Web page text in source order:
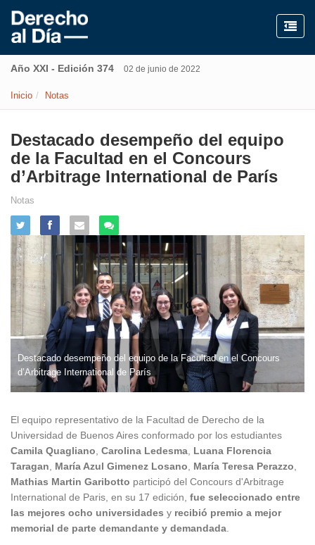
Año XXI - Edición 374 02 de junio de 2022
Inicio Notas
Destacado desempeño del equipo
de la Facultad en el Concours
d’Arbitrage International de París
Notas
Destacado desempeño del equipo de la Facultad en el Concours
d’Arbitrage International de París
El equipo representativo de la Facultad de Derecho de la
Universidad de Buenos Aires conformado por los estudiantes
Camila Quagliano Carolina Ledesma Luana Florencia
Taragan
María Azul Gimenez Losano María Teresa Perazzo
Mathias Martin Garibotto participó del Concours d'Arbitrage
International de Paris, en su 17 edición, fue seleccionado entre
las mejores ocho universidades y recibió premio a mejor
memorial de parte demandante y demandada